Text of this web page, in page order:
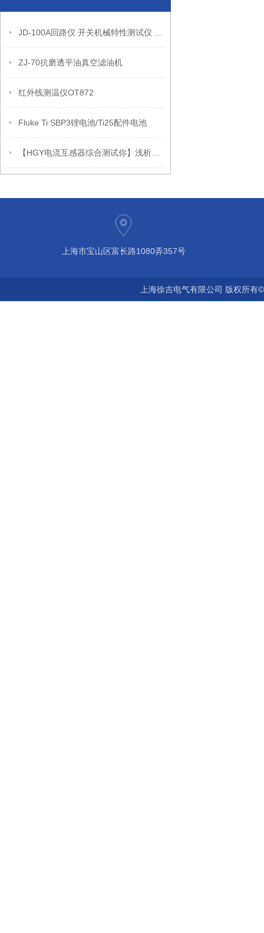
ZJ-70抗磨透平油真空滤油机
红外线测温仪OT872
Fluke Ti SBP3锂电池/Ti25配件电池
上海市宝山区富长路1080弄357号
上海徐吉电气有限公司 版权所